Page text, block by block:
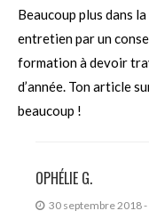
Beaucoup plus dans
entretien par un
formation à devoir
d’année. Ton article
beaucoup !
OPHÉLIE G.
30 septembre 2018 -